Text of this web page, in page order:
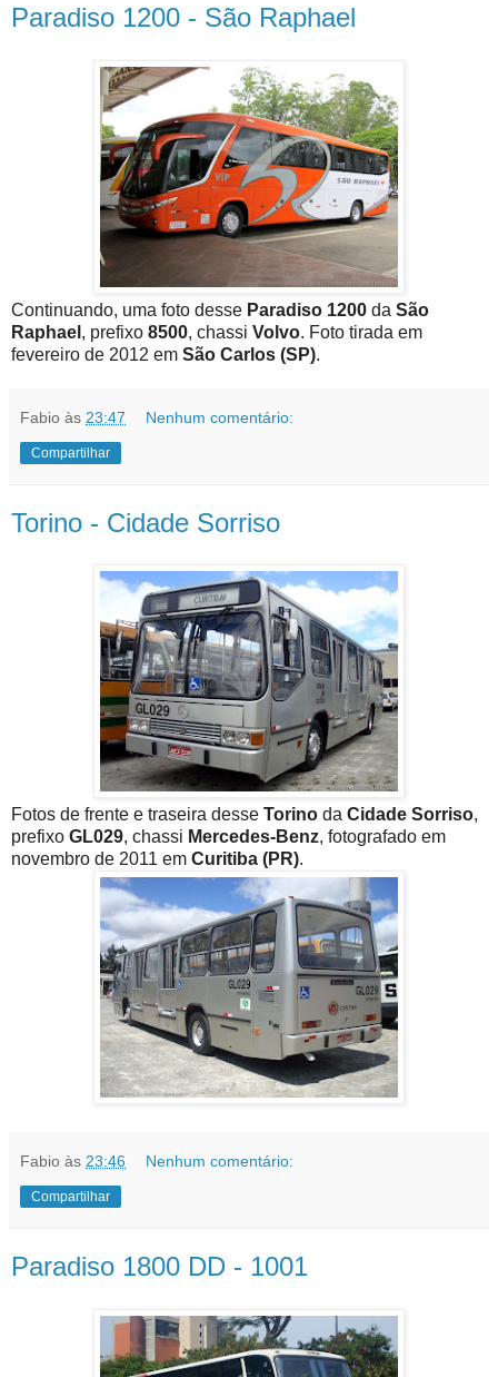
Paradiso 1200 - São Raphael
Continuando, uma foto desse Paradiso 1200 da São
Raphael , prefixo 8500, chassi Volvo. Foto tirada em
fevereiro de 2012 em São Carlos (SP).
Fabio às 23:47 Nenhum comentário:
Compartilhar
Torino - Cidade Sorriso
Fotos de frente e traseira desse Torino da Cidade Sorriso,
prefixo GL029, chassi Mercedes-Benz, fotografado em
novembro de 2011 em Curitiba (PR).
Fabio às 23:46 Nenhum comentário:
Compartilhar
Paradiso 1800 DD - 1001